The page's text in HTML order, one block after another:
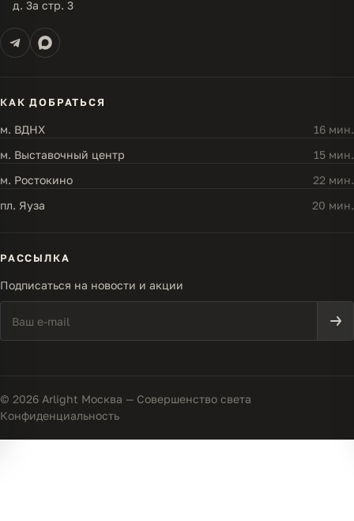
д. 3а стр. 3
КАК ДОБРАТЬСЯ
м. ВДНХ
16 мин.
м. Выставочный центр
15 мин.
м. Ростокино
22 мин.
пл. Яуза
20 мин.
РАССЫЛКА
Подписаться на новости и акции
© 2026 Arlight Москва — Совершенство света
Конфиденциальность